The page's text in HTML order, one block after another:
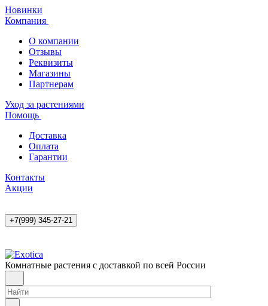
Новинки
Компания
О компании
Отзывы
Реквизиты
Магазины
Партнерам
Уход за растениями
Помощь
Доставка
Оплата
Гарантии
Контакты
Акции
+7(999) 345-27-21
Комнатные растения с доставкой по всей России